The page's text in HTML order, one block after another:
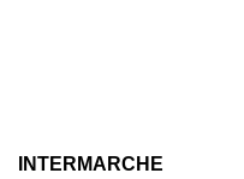
INTERMARCHE